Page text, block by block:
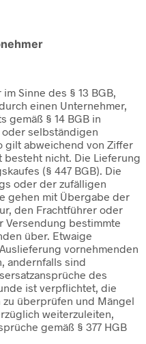
Sinne des § 13 BGB,
einen Unternehmer,
gemäß § 14 BGB in
selbständigen
gilt abweichend von Ziffer
nicht. Die Lieferung
(§ 447 BGB). Die
oder der zufälligen
gehen mit Übergabe der
den Frachtführer oder
Versendung bestimmte
über. Etwaige
vornehmenden
andernfalls sind
des
ist verpflichtet, die
überprüfen und Mängel
weiterzuleiten,
gemäß § 377 HGB